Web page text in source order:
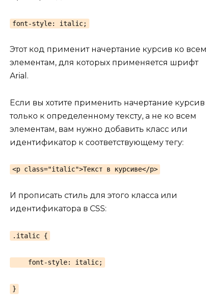
font-style: italic;
Этот код применит начертание курсив ко всем
элементам, для которых применяется шрифт
Arial.
Если вы хотите применить начертание курсив
только к определенному тексту, а не ко всем
элементам, вам нужно добавить класс или
идентификатор к соответствующему тегу:
<p class="italic">Текст в курсиве</p>
И прописать стиль для этого класса или
идентификатора в CSS:
.italic {
font-style: italic;
}